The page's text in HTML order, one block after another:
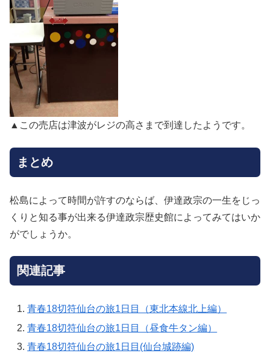
▲この売店は津波がレジの高さまで到達したようです。
まとめ
松島によって時間が許すのならば、伊達政宗の一生をじっ
くりと知る事が出来る伊達政宗歴史館によってみてはいか
がでしょうか。
関連記事
青春18切符仙台の旅1日目（東北本線北上編）
青春18切符仙台の旅1日目（昼食牛タン編）
青春18切符仙台の旅1日目(仙台城跡編)